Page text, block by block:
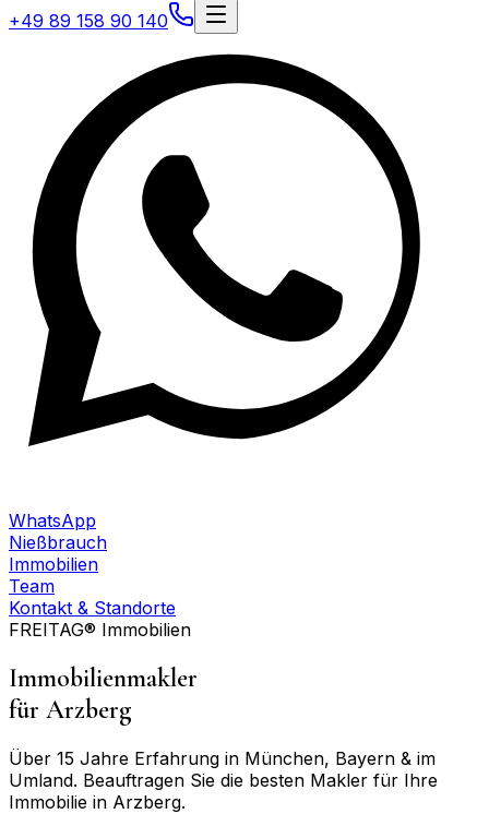
+49 89 158 90 140
WhatsApp
Nießbrauch
Immobilien
Team
Kontakt & Standorte
FREITAG® Immobilien
Immobilienmakler
für Arzberg
Über 15 Jahre Erfahrung in München, Bayern & im
Umland. Beauftragen Sie die besten Makler für Ihre
Immobilie in Arzberg.